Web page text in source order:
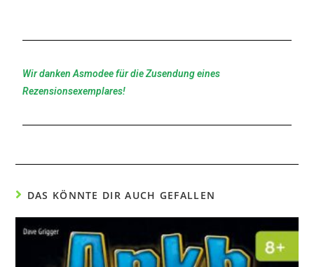
Wir danken Asmodee für die Zusendung eines
Rezensionsexemplares!
DAS KÖNNTE DIR AUCH GEFALLEN